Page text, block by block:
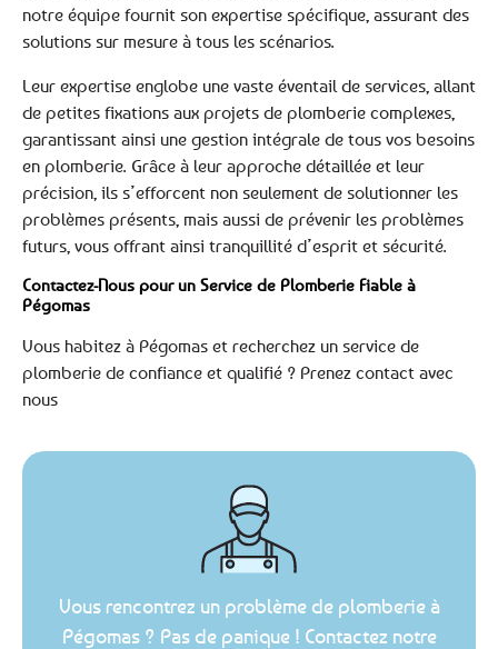
notre équipe fournit son expertise spécifique, assurant des
solutions sur mesure à tous les scénarios.
Leur expertise englobe une vaste éventail de services, allant
de petites fixations aux projets de plomberie complexes,
garantissant ainsi une gestion intégrale de tous vos besoins
en plomberie. Grâce à leur approche détaillée et leur
précision, ils s’efforcent non seulement de solutionner les
problèmes présents, mais aussi de prévenir les problèmes
futurs, vous offrant ainsi tranquillité d’esprit et sécurité.
Contactez-Nous pour un Service de Plomberie Fiable à
Pégomas
Vous habitez à Pégomas et recherchez un service de
plomberie de confiance et qualifié ? Prenez contact avec
nous
Vous rencontrez un problème de plomberie à
Pégomas ? Pas de panique ! Contactez notre